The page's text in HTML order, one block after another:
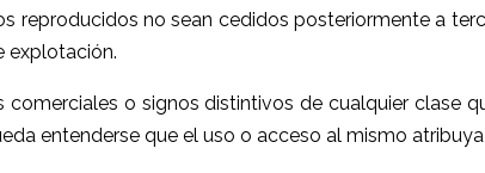
reproducidos no sean cedidos posteriormente a
explotación.
comerciales o signos distintivos de cualquier clase
entenderse que el uso o acceso al mismo